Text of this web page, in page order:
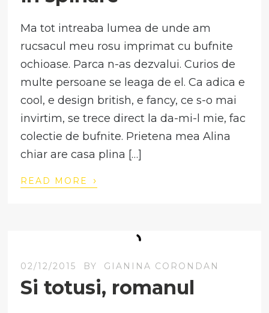
Ma tot intreaba lumea de unde am
rucsacul meu rosu imprimat cu bufnite
ochioase. Parca n-as dezvalui. Curios de
multe persoane se leaga de el. Ca adica e
cool, e design british, e fancy, ce s-o mai
invirtim, se trece direct la da-mi-l mie, fac
colectie de bufnite. Prietena mea Alina
chiar are casa plina […]
READ MORE ›
02/12/2015 BY GIANINA CORONDAN
Si totusi, romanul